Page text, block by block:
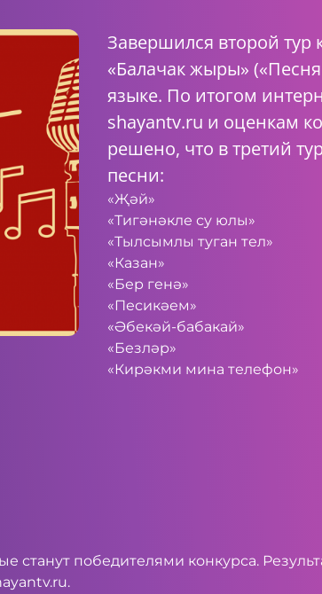
Завершился второй тур
«Балачак жыры» («Песня
языке. По итогом
shayantv.ru и оценкам
решено, что в третий
песни:
«Җәй»
«Тигәнәкле су юлы»
«Тылсымлы туган тел»
«Казан»
«Бер генә»
«Песикәем»
«Әбекәй-бабакай»
«Безләр»
«Кирәкми мина телефон»
победителями конкурса.